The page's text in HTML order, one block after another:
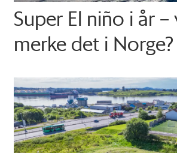
Super El niño i år –
merke det i Norge?